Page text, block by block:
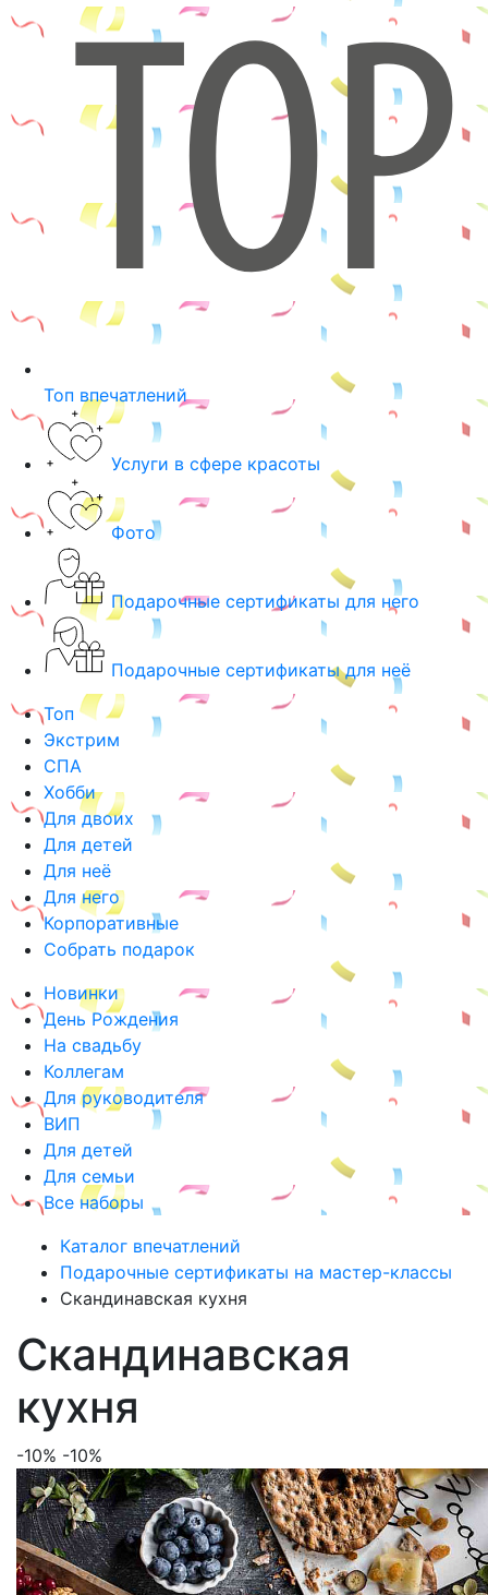
Топ впечатлений
Услуги в сфере красоты
Фото
Подарочные сертификаты для него
Подарочные сертификаты для неё
Топ
Экстрим
СПА
Хобби
Для двоих
Для детей
Для неё
Для него
Корпоративные
Собрать подарок
Новинки
День Рождения
На свадьбу
Коллегам
Для руководителя
ВИП
Для детей
Для семьи
Все наборы
Каталог впечатлений
Подарочные сертификаты на мастер-классы
Скандинавская кухня
Скандинавская
кухня
-10% -10%